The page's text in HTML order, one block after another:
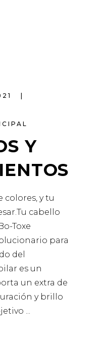
Y
colores, y tu
cabello
Toxe
para
del
es un
un extra de
y brillo